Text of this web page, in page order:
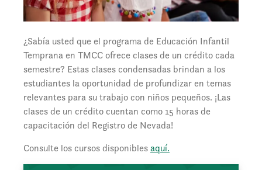
¿Sabía usted que el programa de Educación Infantil
Temprana en TMCC ofrece clases de un crédito cada
semestre? Estas clases condensadas brindan a los
estudiantes la oportunidad de profundizar en temas
relevantes para su trabajo con niños pequeños. ¡Las
clases de un crédito cuentan como 15 horas de
capacitación del Registro de Nevada!
Consulte los cursos disponiblesaquí.